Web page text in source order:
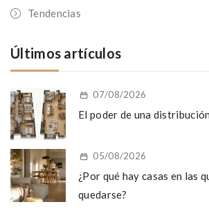
Tendencias
Últimos artículos
07/08/2026
El poder de una
05/08/2026
¿Por qué hay casas en las
quedarse?